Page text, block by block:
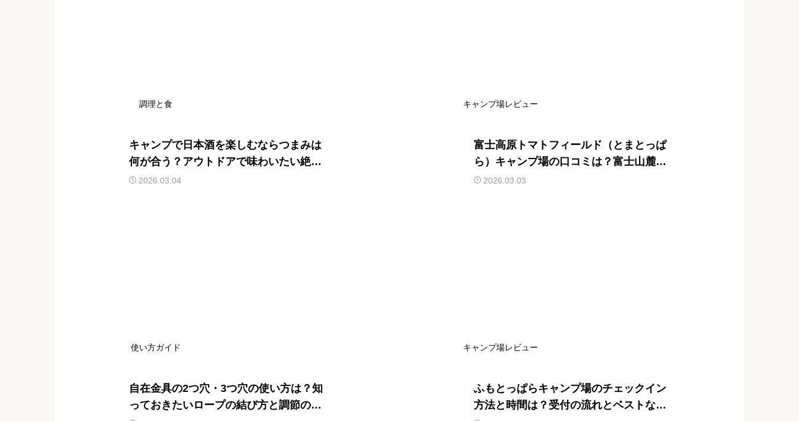
調理と食
キャンプで日本酒を楽しむならつまみは
何が合う？アウトドアで味わいたい絶品
おつまみを紹介
2026.03.04
キャンプ場レビュー
富士高原トマトフィールド（とまとっぱ
ら）キャンプ場の口コミは？富士山麓の
新スポットの評判をチェック
2026.03.03
使い方ガイド
自在金具の2つ穴・3つ穴の使い方は？知
っておきたいロープの結び方と調節のコ
キャンプ場レビュー
ふもとっぱらキャンプ場のチェックイン
方法と時間は？受付の流れとベストな到